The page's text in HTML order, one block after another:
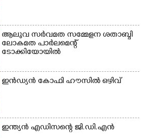
ആലുവ സർവമത സമ്മേളന ശതാബ്ദി
ലോകമത പാർലമെന്റ്
ടോക്കിയോയിൽ
ഇൻഡ്യൻ കോഫി ഹൗസിൽ ഒഴിവ്
ഇന്ത്യൻ എഡിസന്റെ ജി.ഡി.എൻ